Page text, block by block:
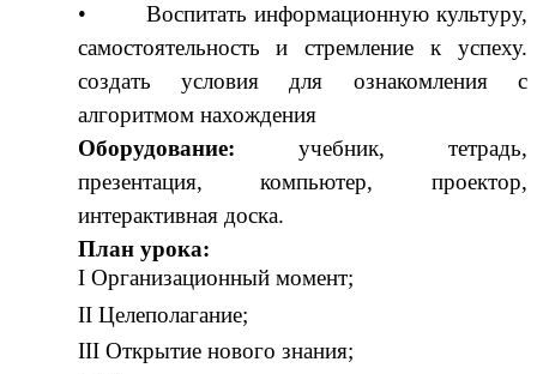
• Воспитать информационную культуру,
самостоятельность и стремление к успеху.
создать условия для ознакомления с
алгоритмом нахождения
Оборудование: учебник, тетрадь,
презентация, компьютер, проектор,
интерактивная доска.
План урока:
I Организационный момент;
II Целеполагание;
III Открытие нового знания;